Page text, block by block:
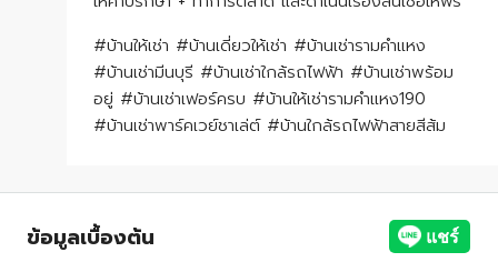
#บ้านให้เช่า #บ้านเดี่ยวให้เช่า #บ้านเช่ารามคำแหง
#บ้านเช่ามีนบุรี #บ้านเช่าใกล้รถไฟฟ้า #บ้านเช่าพร้อม
อยู่ #บ้านเช่าเฟอร์ครบ #บ้านให้เช่ารามคำแหง190
#บ้านเช่าพาร์คเวย์ชาเล่ต์ #บ้านใกล้รถไฟฟ้าสายสีส้ม
ข้อมูลเบื้องต้น